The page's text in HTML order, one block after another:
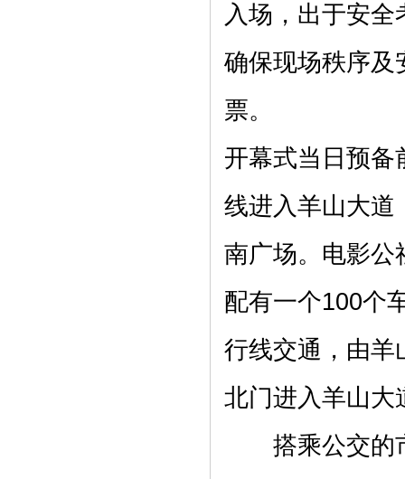
入场，出于安
确保现场秩序及
票。
开幕式当日预备
线进入羊山大道
南广场。电影公
配有一个100个
行线交通，由羊
北门进入羊山大
搭乘公交的市